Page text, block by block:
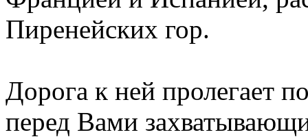
Пиренейских гор.
Дорога к ней пролегает
перед Вами